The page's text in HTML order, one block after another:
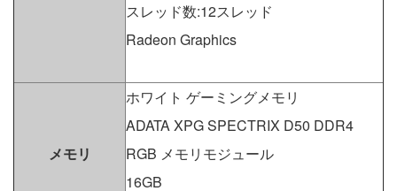
スレッド数:12スレッド
Radeon Graphics
メモリ
ホワイト ゲーミングメモリ
ADATA XPG SPECTRIX D50 DDR4
RGB メモリモジュール
16GB